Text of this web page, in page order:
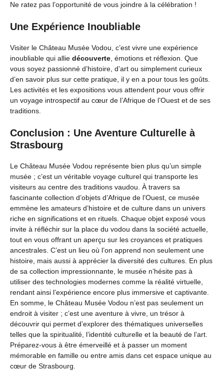
Ne ratez pas l’opportunité de vous joindre à la célébration !
Une Expérience Inoubliable
Visiter le Château Musée Vodou, c’est vivre une expérience
inoubliable qui allie découverte, émotions et réflexion. Que
vous soyez passionné d’histoire, d’art ou simplement curieux
d’en savoir plus sur cette pratique, il y en a pour tous les goûts.
Les activités et les expositions vous attendent pour vous offrir
un voyage introspectif au cœur de l’Afrique de l’Ouest et de ses
traditions.
Conclusion : Une Aventure Culturelle à
Strasbourg
Le Château Musée Vodou représente bien plus qu’un simple
musée ; c’est un véritable voyage culturel qui transporte les
visiteurs au centre des traditions vaudou. À travers sa
fascinante collection d’objets d’Afrique de l’Ouest, ce musée
emmène les amateurs d’histoire et de culture dans un univers
riche en significations et en rituels. Chaque objet exposé vous
invite à réfléchir sur la place du vodou dans la société actuelle,
tout en vous offrant un aperçu sur les croyances et pratiques
ancestrales. C’est un lieu où l’on apprend non seulement une
histoire, mais aussi à apprécier la diversité des cultures. En plus
de sa collection impressionnante, le musée n’hésite pas à
utiliser des technologies modernes comme la réalité virtuelle,
rendant ainsi l’expérience encore plus immersive et captivante.
En somme, le Château Musée Vodou n’est pas seulement un
endroit à visiter ; c’est une aventure à vivre, un trésor à
découvrir qui permet d’explorer des thématiques universelles
telles que la spiritualité, l’identité culturelle et la beauté de l’art.
Préparez-vous à être émerveillé et à passer un moment
mémorable en famille ou entre amis dans cet espace unique au
cœur de Strasbourg.